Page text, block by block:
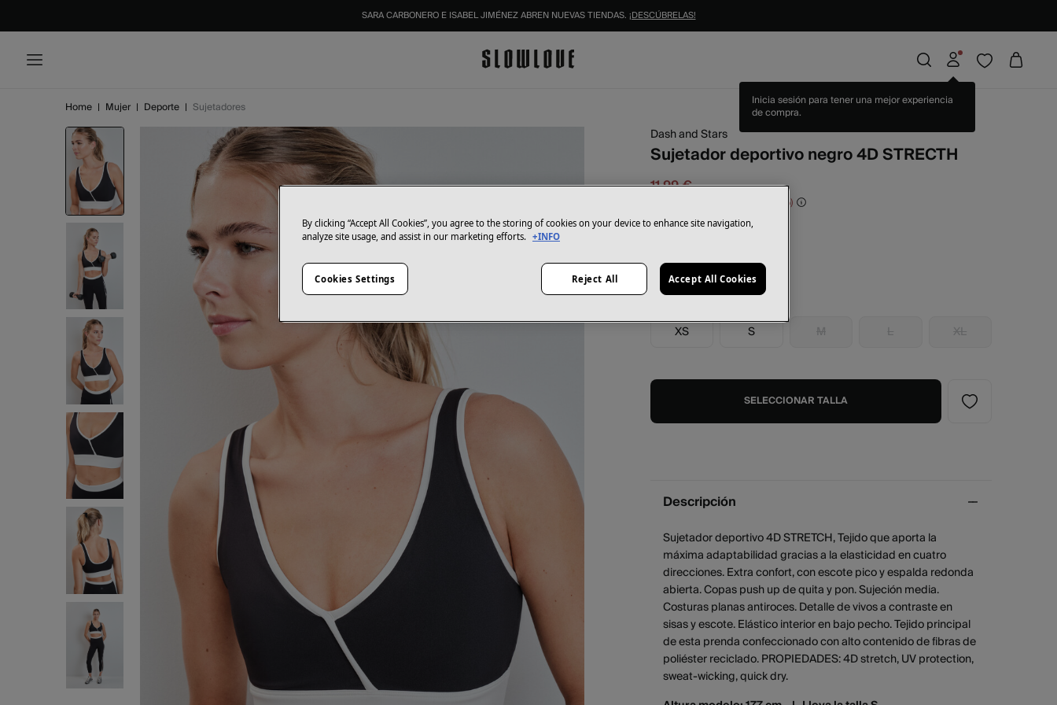
IDENTIFÍCATE COMO SOCIO Y DISFRUTA DE TODAS TUS VENTAJAS | INICIAR SESIÓN.
Home | Mujer | Deporte | Sujetadores
Dash and Stars
Sujetador deportivo negro 4D STRECTH
11,99 €
Color:negro
XS
S M L XL
SELECCIONAR TALLA
Descripción
Sujetador deportivo 4D STRETCH, Tejido que aporta la
máxima adaptabilidad gracias a la elasticidad en cuatro
direcciones. Extra confort, con escote pico y espalda redonda
abierta. Copas push up de quita y pon. Sujeción media.
Costuras planas antiroces. Detalle de vivos a contraste en
sisas y escote. Elástico interior en bajo pecho. Tejido principal
de esta prenda confeccionado con alto contenido de fibras de
poliéster reciclado. PROPIEDADES: 4D stretch, UV protection,
sweat-wicking, quick dry.
By clicking “Accept All Cookies”, you agree to the storing of cookies on your device to enhance site navigation,
analyze site usage, and assist in our marketing efforts. +INFO
Cookies Settings Reject All Accept All Cookies